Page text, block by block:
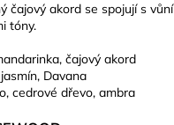
čajový akord se spojují s
tóny.
čajový akord
Davana
cedrové dřevo, ambra